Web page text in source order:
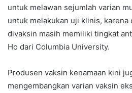
untuk melawan sejumlah varian
untuk melakukan uji klinis, karena
divaksin masih memiliki tingkat
Ho dari Columbia University.
Produsen vaksin kenamaan kini
mengembangkan varian vaksin